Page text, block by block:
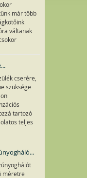
már több
váltanak
cserére,
szüksége
tartozó
teljes
méretre